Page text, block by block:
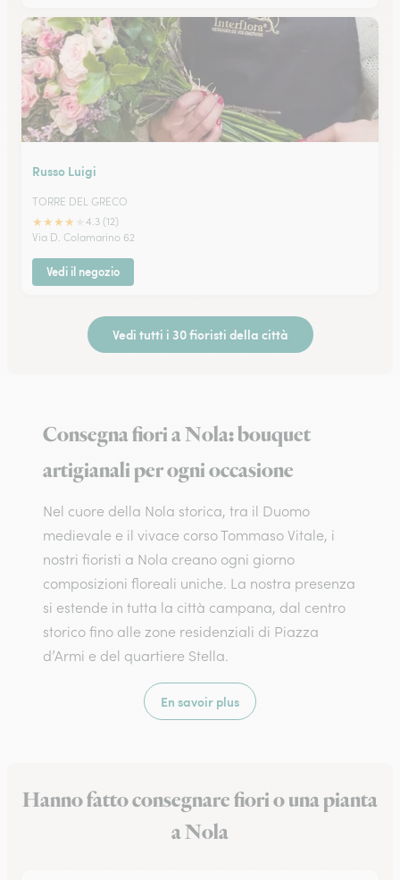
Russo Luigi
TORRE DEL GRECO
★★★★
4.3 (12)
Via D. Colamarino 62
Vedi il negozio
Vedi tutti i 30 fioristi della città
Consegna fiori a Nola: bouquet
artigianali per ogni occasione
Nel cuore della Nola storica, tra il Duomo
medievale e il vivace corso Tommaso Vitale, i
nostri fioristi a Nola creano ogni giorno
composizioni floreali uniche. La nostra presenza
si estende in tutta la città campana, dal centro
storico fino alle zone residenziali di Piazza
d’Armi e del quartiere Stella.
En savoir plus
Hanno fatto consegnare fiori o una pianta
a Nola